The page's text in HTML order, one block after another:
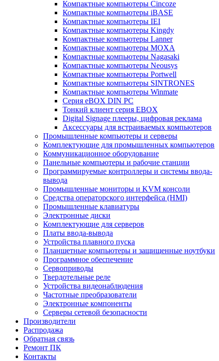
Компактные компьютеры Cincoze
Компактные компьютеры iBASE
Компактные компьютеры IEI
Компактные компьютеры Kingdy
Компактные компьютеры Lanner
Компактные компьютеры MOXA
Компактные компьютеры Nagasaki
Компактные компьютеры Neousys
Компактные компьютеры Portwell
Компактные компьютеры SINTRONES
Компактные компьютеры Winmate
Серия eBOX DIN PC
Тонкий клиент серия EBOX
Digital Signage плееры, цифровая реклама
Аксессуары для встраиваемых компьютеров
Промышленные компьютеры и серверы
Комплектующие для промышленных компьютеров
Коммуникационное оборудование
Панельные компьютеры и рабочие станции
Программируемые контроллеры и системы ввода-
вывода
Промышленные мониторы и KVM консоли
Средства операторского интерфейса (HMI)
Промышленные клавиатуры
Электронные диски
Комплектующие для серверов
Платы ввода-вывода
Устройства плавного пуска
Планшетные компьютеры и защищенные ноутбуки
Программное обеспечение
Сервоприводы
Твердотельные реле
Устройства видеонаблюдения
Частотные преобразователи
Электронные компоненты
Серверы сетевой безопасности
Производители
Распродажа
Обратная связь
Ремонт ПК
Контакты